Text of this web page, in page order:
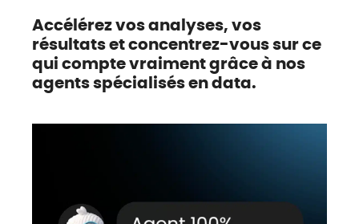
Accélérez vos analyses, vos
résultats et concentrez-vous sur ce
qui compte vraiment grâce à nos
agents spécialisés en data.